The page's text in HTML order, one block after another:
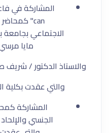
المشاركة في
can" كمحاضر
الاجتماعي بجامعة
مايا
والاستاذ الدكتور / شريف
والتي عقدت بكلية
المشاركة
الجنسي